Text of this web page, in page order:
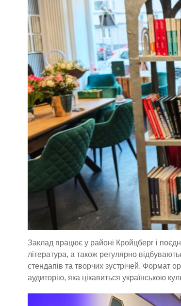
Заклад працює у районі Кройцберг і
література, а також регулярно
стендапів та творчих зустрічей. Формат
аудиторію, яка цікавиться українською